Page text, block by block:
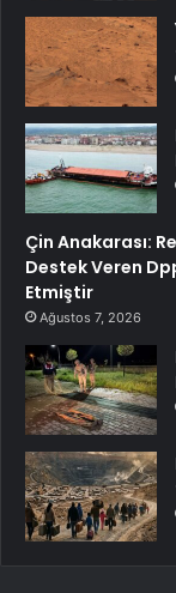
Çin Anakarası:
Destek Veren
Etmiştir
Ağustos 7, 2026